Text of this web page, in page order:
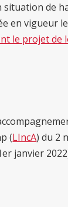
de
en vigueur
le projet de
(LIncA) du 2
janvier